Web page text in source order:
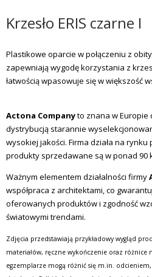
Krzesło ERIS czarne I
Plastikowe oparcie w połączeniu z
zapewniają wygodę korzystania z
łatwością wpasowuje się w większość
Actona Companyto znana w Europie
dystrybucją starannie
wysokiej jakości. Firma działa na
produkty sprzedawane są w ponad 90
Ważnym elementem działalności firmy
współpraca z architektami, co
oferowanych produktów i zgodność
światowymi trendami.
Zdjęcia przedstawiają przykładowy wygląd
materiałów, ręczne wykończenie oraz
egzemplarze mogą różnić się m.in.